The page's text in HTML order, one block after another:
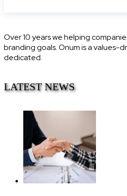
Over 10 years we helping
branding goals. Onum is a values-
dedicated.
LATEST NEWS